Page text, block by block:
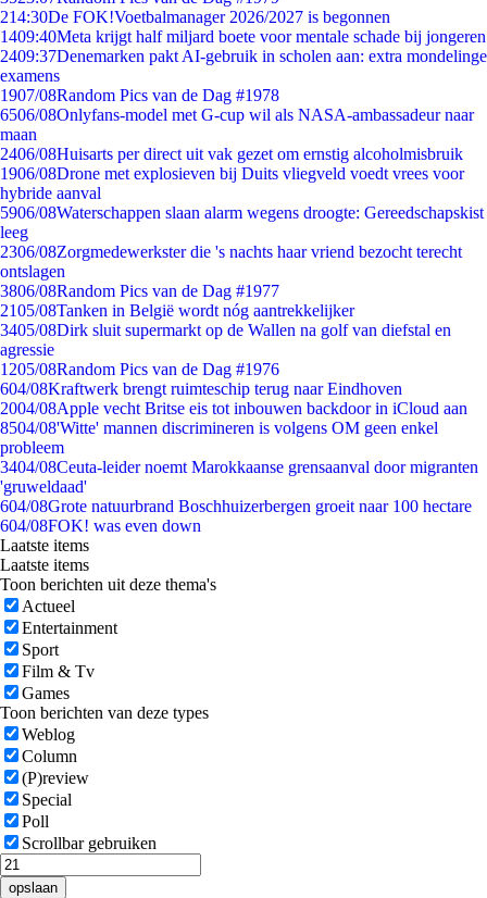
214:30De FOK!Voetbalmanager 2026/2027 is begonnen
1409:40Meta krijgt half miljard boete voor mentale schade bij jongeren
2409:37Denemarken pakt AI-gebruik in scholen aan: extra mondelinge
examens
1907/08Random Pics van de Dag #1978
6506/08Onlyfans-model met G-cup wil als NASA-ambassadeur naar
maan
2406/08Huisarts per direct uit vak gezet om ernstig alcoholmisbruik
1906/08Drone met explosieven bij Duits vliegveld voedt vrees voor
hybride aanval
5906/08Waterschappen slaan alarm wegens droogte: Gereedschapskist
leeg
2306/08Zorgmedewerkster die 's nachts haar vriend bezocht terecht
ontslagen
3806/08Random Pics van de Dag #1977
2105/08Tanken in België wordt nóg aantrekkelijker
3405/08Dirk sluit supermarkt op de Wallen na golf van diefstal en
agressie
1205/08Random Pics van de Dag #1976
604/08Kraftwerk brengt ruimteschip terug naar Eindhoven
2004/08Apple vecht Britse eis tot inbouwen backdoor in iCloud aan
8504/08'Witte' mannen discrimineren is volgens OM geen enkel
probleem
3404/08Ceuta-leider noemt Marokkaanse grensaanval door migranten
'gruweldaad'
604/08Grote natuurbrand Boschhuizerbergen groeit naar 100 hectare
604/08FOK! was even down
Laatste items
Laatste items
Toon berichten uit deze thema's
Actueel
Entertainment
Sport
Film & Tv
Games
Toon berichten van deze types
Weblog
Column
(P)review
Special
Poll
Scrollbar gebruiken
opslaan